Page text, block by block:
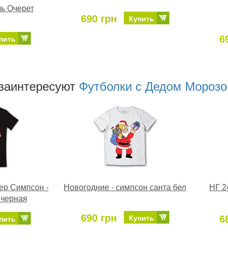
Очерет
690 грн Купить
Футболки с Дедом
Симпсон -
Новогодние - симпсон санта бел
690 грн Купить
НГ